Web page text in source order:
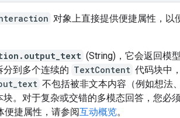
对象上直接提供便捷属性，以
(String)，它会返回模
到多个连续的 TextContent 代码块中
不包括被非文本内容（例如想法
。对于复杂或交错的多模态回答，您必
便捷属性，请参阅互动概览。